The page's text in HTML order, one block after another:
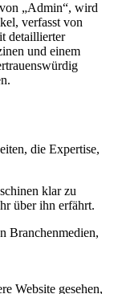
„Admin“, wird
verfasst von
detaillierter
und einem
die Expertise,
klar zu
über ihn erfährt.
Branchenmedien,
Website gesehen,